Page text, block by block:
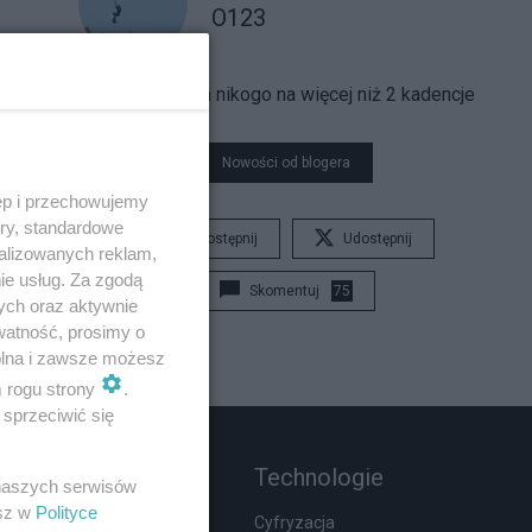
O123
Nie wybieram nikogo na więcej niż 2 kadencje
Nowości od blogera
Udostępnij Udostępnij
Skomentuj 75
Rozmaitości
Moda i uroda
Technologie
Cyfryzacja
i przechowujemy
standardowe
reklam,
usług. Za zgodą
oraz aktywnie
prosimy o
i zawsze możesz
rogu strony
.
się
serwisów
w Polityce